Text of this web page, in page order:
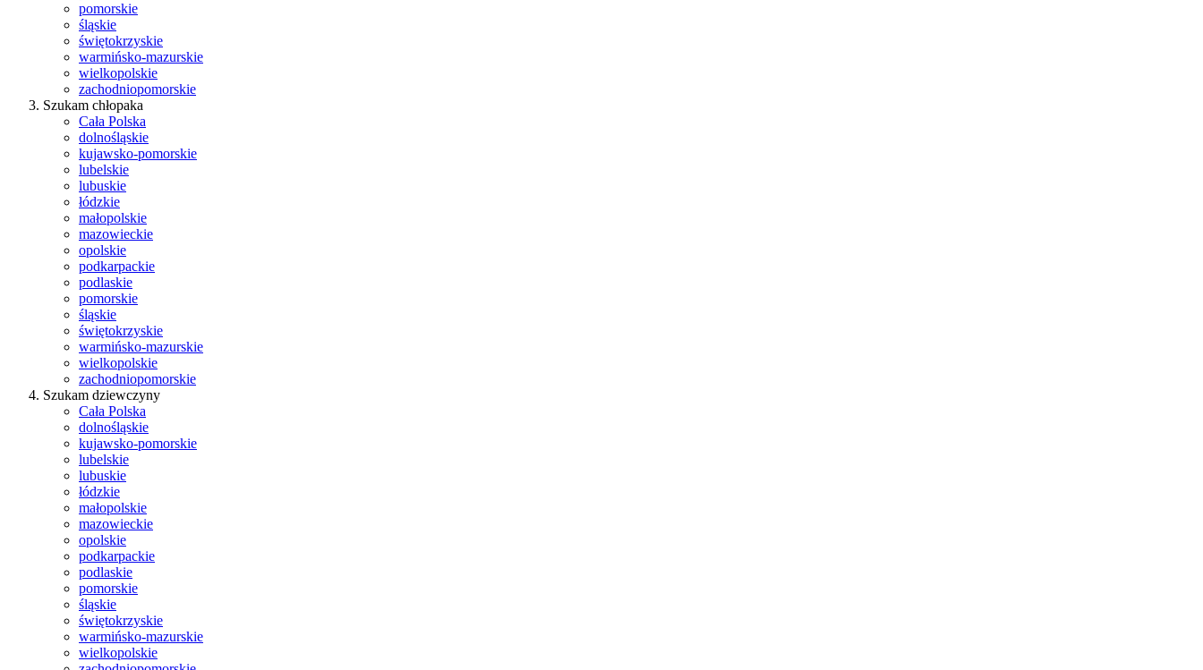
pomorskie
śląskie
świętokrzyskie
warmińsko-mazurskie
wielkopolskie
zachodniopomorskie
Szukam chłopaka
Cała Polska
dolnośląskie
kujawsko-pomorskie
lubelskie
lubuskie
łódzkie
małopolskie
mazowieckie
opolskie
podkarpackie
podlaskie
pomorskie
śląskie
świętokrzyskie
warmińsko-mazurskie
wielkopolskie
zachodniopomorskie
Szukam dziewczyny
Cała Polska
dolnośląskie
kujawsko-pomorskie
lubelskie
lubuskie
łódzkie
małopolskie
mazowieckie
opolskie
podkarpackie
podlaskie
pomorskie
śląskie
świętokrzyskie
warmińsko-mazurskie
wielkopolskie